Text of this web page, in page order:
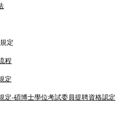
定
程
定
定-碩博士學位考試委員提聘資格認定